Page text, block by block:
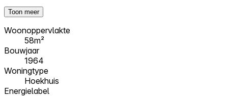
Toon meer
Woonoppervlakte
58m²
Bouwjaar
1964
Woningtype
Hoekhuis
Energielabel